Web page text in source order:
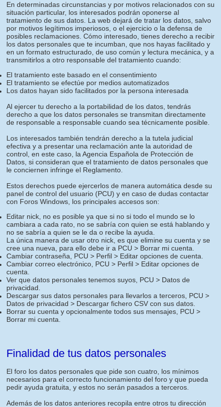
En determinadas circunstancias y por motivos relacionados con su
situación particular, los interesados podrán oponerse al
tratamiento de sus datos. La web dejará de tratar los datos, salvo
por motivos legítimos imperiosos, o el ejercicio o la defensa de
posibles reclamaciones. Cómo interesado, tienes derecho a recibir
los datos personales que te incumban, que nos hayas facilitado y
en un formato estructurado, de uso común y lectura mecánica, y a
transmitirlos a otro responsable del tratamiento cuando:
El tratamiento este basado en el consentimiento
El tratamiento se efectúe por medios automatizados
Los datos hayan sido facilitados por la persona interesada
Al ejercer tu derecho a la portabilidad de los datos, tendrás
derecho a que los datos personales se transmitan directamente
de responsable a responsable cuando sea técnicamente posible.
Los interesados también tendrán derecho a la tutela judicial
efectiva y a presentar una reclamación ante la autoridad de
control, en este caso, la Agencia Española de Protección de
Datos, si consideran que el tratamiento de datos personales que
le conciernen infringe el Reglamento.
Estos derechos puede ejercerlos de manera automática desde su
panel de control del usuario (PCU) y en caso de dudas contactar
con Foros Windows, los principales accesos son:
Editar nick, no es posible ya que si no si todo el mundo se lo
cambiara a cada rato, no se sabría con quien se está hablando y
no se sabría a quien se le da o recibe la ayuda.
La única manera de usar otro nick, es que elimine su cuenta y se
cree una nueva, para ello debe ir a PCU > Borrar mi cuenta.
Cambiar contraseña, PCU > Perfil > Editar opciones de cuenta.
Cambiar correo electrónico, PCU > Perfil > Editar opciones de
cuenta.
Ver que datos personales tenemos suyos, PCU > Datos de
privacidad.
Descargar sus datos personales para llevarlos a terceros, PCU >
Datos de privacidad > Descargar fichero CSV con sus datos.
Borrar su cuenta y opcionalmente todos sus mensajes, PCU >
Borrar mi cuenta.
Finalidad de tus datos personales
El foro los datos personales que pide son cuatro, los mínimos
necesarios para el correcto funcionamiento del foro y que pueda
pedir ayuda gratuita, y estos no serán pasados a terceros.
Además de los datos anteriores recopila entre otros tu dirección